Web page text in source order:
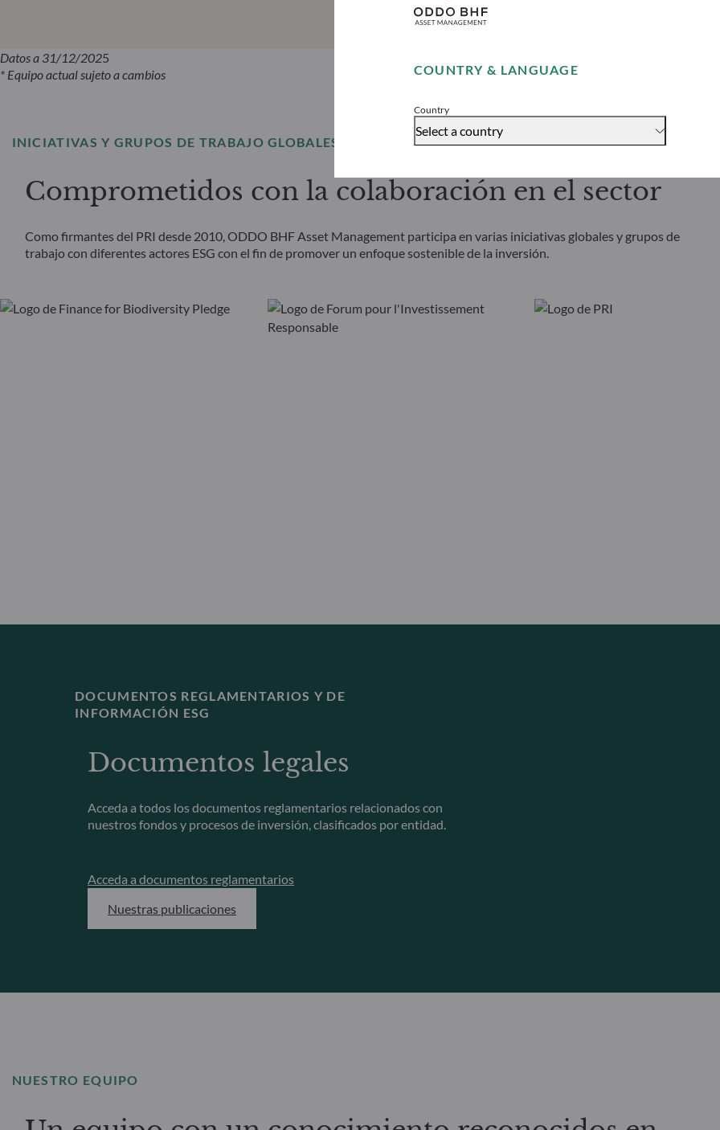
COUNTRY & LANGUAGE
Country
Select a country
Accept
Datos a 31/12/2025
* Equipo actual sujeto a cambios
INICIATIVAS Y GRUPOS DE TRABAJO GLOBALES
Comprometidos con la colaboración en el sector
Como firmantes del PRI desde 2010, ODDO BHF Asset Management participa en varias iniciativas globales y grupos de
trabajo con diferentes actores ESG con el fin de promover un enfoque sostenible de la inversión.
DOCUMENTOS REGLAMENTARIOS Y DE
INFORMACIÓN ESG
Documentos legales
Acceda a todos los documentos reglamentarios relacionados con
nuestros fondos y procesos de inversión, clasificados por entidad.
Acceda a documentos reglamentarios
Nuestras publicaciones
NUESTRO EQUIPO